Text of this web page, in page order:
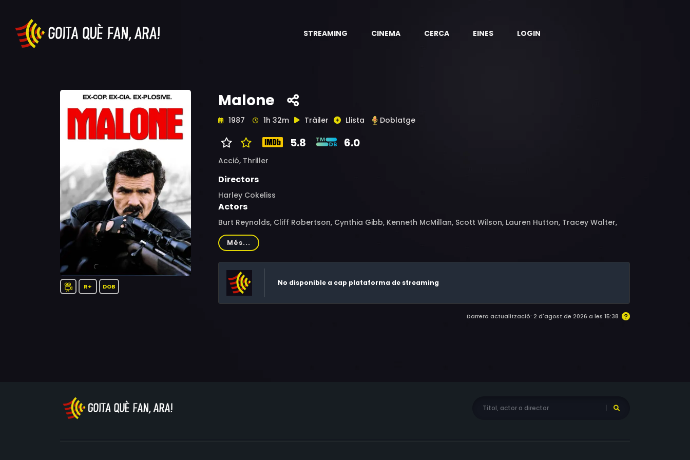
STREAMING CINEMA CERCA EINES LOGIN
R+ DOB
Malone
1987 1h 32m Tràiler Llista Doblatge
5.8 6.0
Acció, Thriller
Directors
Harley Cokeliss
Actors
Burt Reynolds, Cliff Robertson, Cynthia Gibb, Kenneth McMillan, Scott Wilson, Lauren Hutton, Tracey Walter,
Philip Anglim, Dennis Burkley, Alex Diakun, Brooks Gardner, Stephen E. Miller, Frank C. Turner, Campbell Lane,
Mike Kirton, Duncan Fraser, Janne Mortil, Tom McBeath, Don MacKay, Tom Heaton, Blu Mankuma, Walter
Marsh, Graydon Gould, Don S. Davis, Mavor Moore, Donna White, Dwight McFee, Christianne Hirt, Reginald
Lennox, William Buck
Més...
No disponible a cap plataforma de streaming
Darrera actualització: 2 d'agost de 2026 a les 15:38